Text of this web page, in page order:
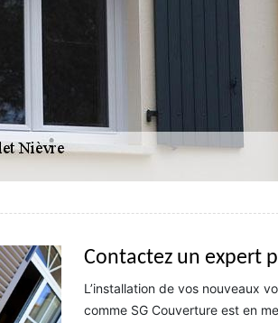
Contactez un expert
L’installation de vos nouveaux
comme SG Couverture est en